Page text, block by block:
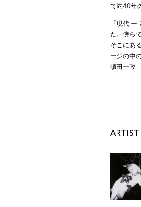
て約40年
「現代
た。傍ら
そこにあ
ージの中
須田一政